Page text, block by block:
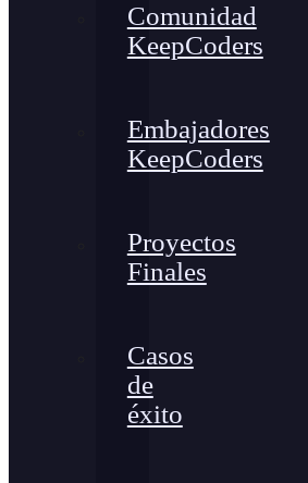
Comunidad
KeepCoders
Embajadores
KeepCoders
Proyectos
Finales
Casos
de
éxito